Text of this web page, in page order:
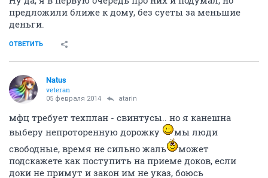
предложили ближе к дому, без суеты за меньшие
деньги.
ОТВЕТИТЬ
Natus
veteran
05 февраля 2014 atarin
мфц требует техплан - свинтусы.. но я канешна
выберу непроторенную дорожку
мы люди
свободные, время не сильно жаль
может
подскажете как поступить на приеме доков, если
доки не примут и закон им не указ, боюсь